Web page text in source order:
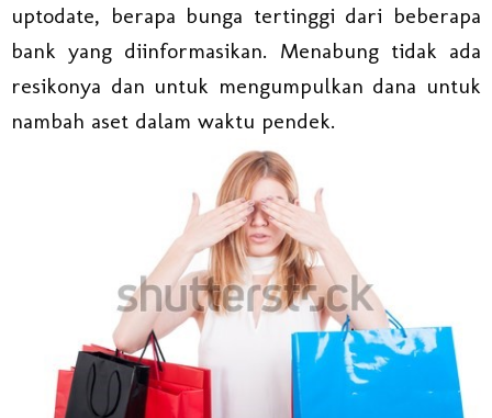
uptodate, berapa bunga tertinggi dari beberapa
bank yang diinformasikan. Menabung tidak ada
resikonya dan untuk mengumpulkan dana untuk
nambah aset dalam waktu pendek.